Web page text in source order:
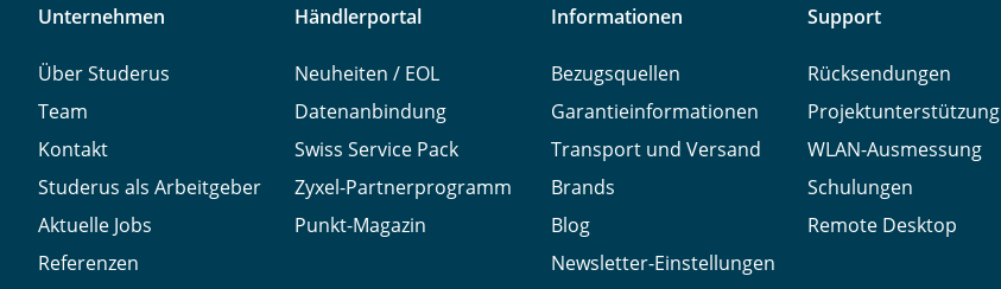
Unternehmen
Über Studerus
Team
Kontakt
Studerus als Arbeitgeber
Aktuelle Jobs
Referenzen
Händlerportal
Neuheiten / EOL
Datenanbindung
Swiss Service Pack
Zyxel-Partnerprogramm
Punkt-Magazin
Informationen
Bezugsquellen
Garantieinformationen
Transport und Versand
Brands
Blog
Newsletter-Einstellungen
Support
Rücksendungen
Projektunterstützung
WLAN-Ausmessung
Schulungen
Remote Desktop